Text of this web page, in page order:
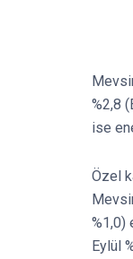
%2,8
ise
Özel
%1,0)
Eylül